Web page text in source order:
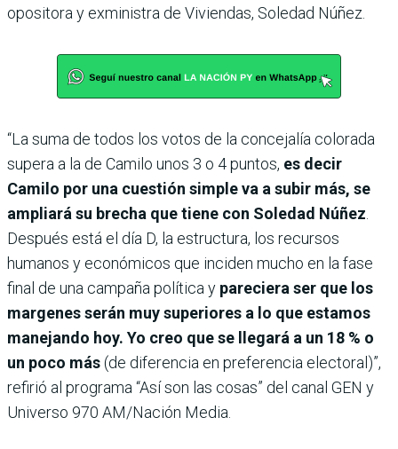
opositora y exministra de Viviendas, Soledad Núñez.
“La suma de todos los votos de la concejalía colorada
supera a la de Camilo unos 3 o 4 puntos, es decir
Camilo por una cuestión simple va a subir más, se
ampliará su brecha que tiene con Soledad Núñez.
Después está el día D, la estructura, los recursos
humanos y económicos que inciden mucho en la fase
final de una campaña política y pareciera ser que los
margenes serán muy superiores a lo que estamos
manejando hoy. Yo creo que se llegará a un 18 % o
un poco más(de diferencia en preferencia electoral)”,
refirió al programa “Así son las cosas” del canal GEN y
Universo 970 AM/Nación Media.